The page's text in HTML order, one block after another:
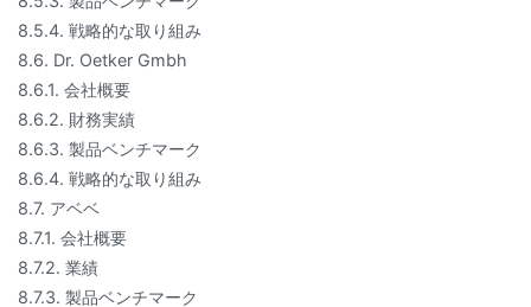
8.5.4. 戦略的な取り組み
8.6. Dr. Oetker Gmbh
8.6.1. 会社概要
8.6.2. 財務実績
8.6.3. 製品ベンチマーク
8.6.4. 戦略的な取り組み
8.7. アベベ
8.7.1. 会社概要
8.7.2. 業績
8.7.3. 製品ベンチマーク